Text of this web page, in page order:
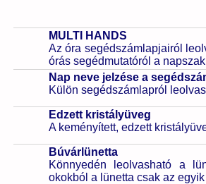
MULTI HANDS
Az óra segédszámlapjairól
órás segédmutatóról a
Nap neve jelzése a
Külön segédszámlapról
Edzett kristályüveg
A keményített, edzett
Búvárlünetta
Könnyedén leolvasható a
okokból a lünetta csak az